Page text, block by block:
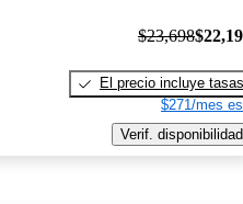
$23,698
El precio incluye tasas
$271/mes
Verif. disponibilidad